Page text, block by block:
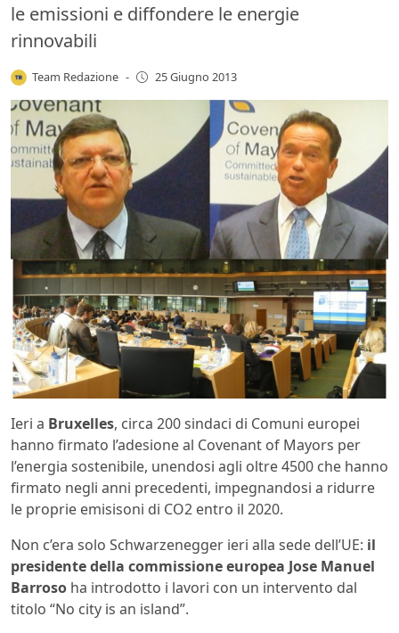
le emissioni e diffondere le energie
rinnovabili
Team Redazione - 25 Giugno 2013
Ieri a Bruxelles, circa 200 sindaci di Comuni europei
hanno firmato l’adesione al Covenant of Mayors per
l’energia sostenibile, unendosi agli oltre 4500 che hanno
firmato negli anni precedenti, impegnandosi a ridurre
le proprie emisisoni di CO2 entro il 2020.
Non c’era solo Schwarzenegger ieri alla sede dell’UE: il
presidente della commissione europea Jose Manuel
Barroso ha introdotto i lavori con un intervento dal
titolo “No city is an island”.